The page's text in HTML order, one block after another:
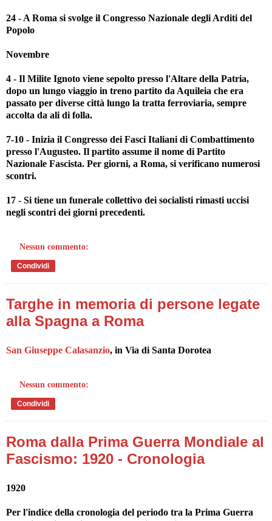
24 - A Roma si svolge il Congresso Nazionale degli Arditi del
Popolo
Novembre
4 - Il Milite Ignoto viene sepolto presso l'Altare della Patria,
dopo un lungo viaggio in treno partito da Aquileia che era
passato per diverse città lungo la tratta ferroviaria, sempre
accolta da ali di folla.
7-10 - Inizia il Congresso dei Fasci Italiani di Combattimento
presso l'Augusteo. Il partito assume il nome di Partito
Nazionale Fascista. Per giorni, a Roma, si verificano numerosi
scontri.
17 - Si tiene un funerale collettivo dei socialisti rimasti uccisi
negli scontri dei giorni precedenti.
Nessun commento:
Condividi
Targhe in memoria di persone legate
alla Spagna a Roma
San Giuseppe Calasanzio, in Via di Santa Dorotea
Nessun commento:
Condividi
Roma dalla Prima Guerra Mondiale al
Fascismo: 1920 - Cronologia
1920
Per l'indice della cronologia del periodo tra la Prima Guerra